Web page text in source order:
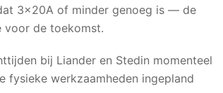
3×20A of minder genoeg is — de
voor de toekomst.
bij Liander en Stedin momenteel
fysieke werkzaamheden ingepland